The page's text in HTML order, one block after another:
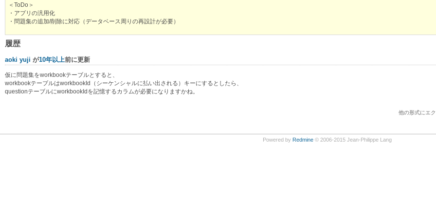
＜ToDo＞
・アプリの汎用化
・問題集の追加/削除に対応（データベース周りの再設計が必要）
履歴
aoki yuji が10年以上前に更新
仮に問題集をworkbookテーブルとすると、
workbookテーブルはworkbookId（シーケンシャルに払い出される）キーにするとしたら、
questionテーブルにworkbookIdを記憶するカラムが必要になりますかね。
他の形式にエ
Powered by Redmine© 2006-2015 Jean-Philippe Lang